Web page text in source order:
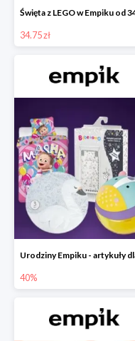
34.75 zł
40%